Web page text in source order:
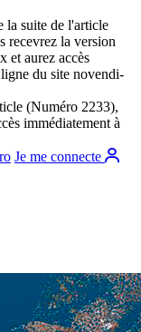
la suite de l'article
recevrez la version
et aurez accès
du site novendi-
(Numéro 2233),
immédiatement à
Je me connecte